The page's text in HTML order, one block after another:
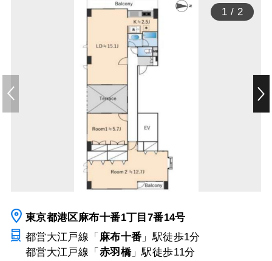
1 / 2
東京都港区麻布十番1丁目7番14号
都営大江戸線「 麻布十番 」駅徒歩1分
都営大江戸線「 赤羽橋」駅徒歩11分